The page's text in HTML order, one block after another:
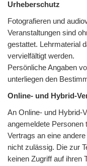
Urheberschutz
Fotografieren und
Veranstaltungen sind
gestattet. Lehrmaterial
vervielfältigt werden.
Persönliche Angaben
unterliegen den
Online- und Hybrid-
An Online- und Hybrid-
angemeldete Personen
Vertrags an eine
nicht zulässig. Die zur
keinen Zugriff auf ihren